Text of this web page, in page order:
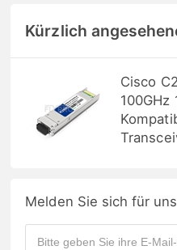
Kürzlich
Cisco
100GHz
Melden Sie sich für